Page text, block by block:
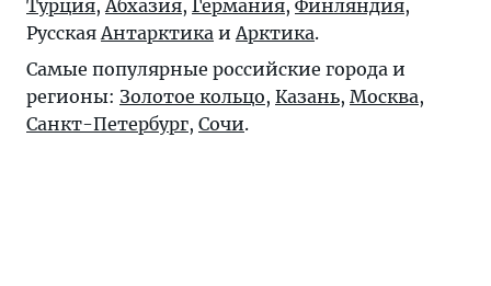
Турция, Абхазия, Германия, Финляндия,
Русская Антарктика и Арктика.
Самые популярные российские города и
регионы: Золотое кольцо, Казань, Москва,
Санкт-Петербург, Сочи.